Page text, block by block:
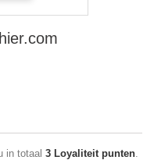
in totaal 3 Loyaliteit punten.